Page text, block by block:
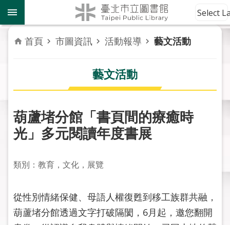
跳到主要內容區塊
到
館
資
訊
者
務
活
報
導
關
於
Select
首頁 市圖資訊 活動報導 藝文活動
藝文活動
葫蘆堵分館「書頁間的療癒時
光」多元閱讀年度書展
類別：教育，文化，展覽
從性別情緒保健、母語人權復甦到移工族群共融，
葫蘆堵分館透過文字打破隔閡，6月起，邀您翻開